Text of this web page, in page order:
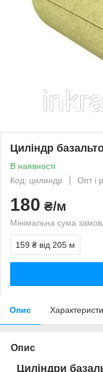
Циліндр
В наявності
Код: цилиндр
Опт і
180 ₴/м
Мінімальна сума
159 ₴ від 205 м
Опис
Опис
Циліндри